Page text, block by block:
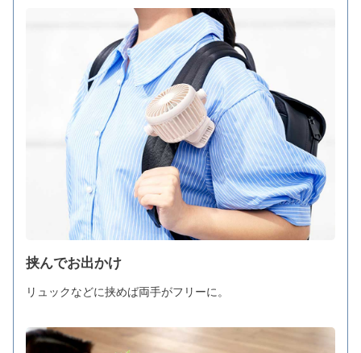
挟んでお出かけ
リュックなどに挟めば両手がフリーに。